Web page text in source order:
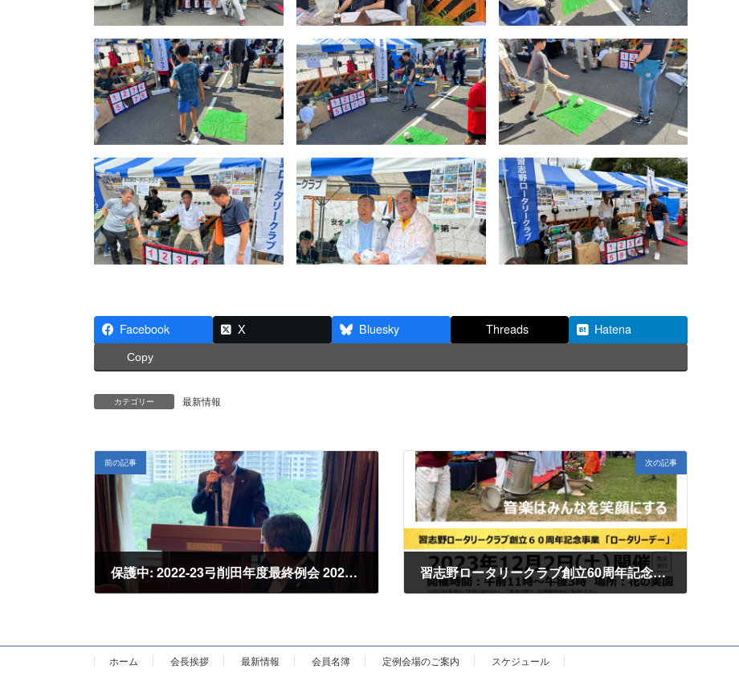
Facebook X Bluesky Threads Hatena
Copy
カテゴリー 最新情報
前の記事
保護中: 2022-23弓削田年度最終例会 2023年6月28日
次の記事
習志野ロータリークラブ創立60周年記念事業「ロータリーデー」
ホーム 会長挨拶 最新情報 会員名簿 定例会場のご案内 スケジュール